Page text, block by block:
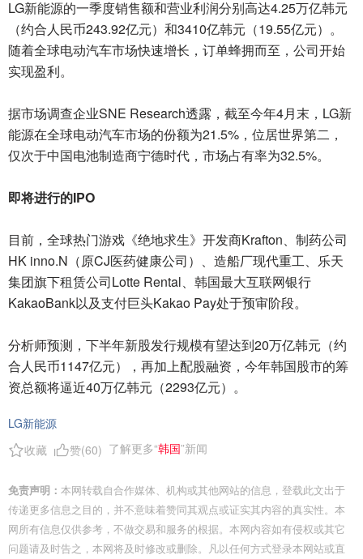
LG新能源的一季度销售额和营业利润分别高达4.25万亿韩元
（约合人民币243.92亿元）和3410亿韩元（19.55亿元）。
随着全球电动汽车市场快速增长，订单蜂拥而至，公司开始
实现盈利。
据市场调查企业SNE Research透露，截至今年4月末，LG新
能源在全球电动汽车市场的份额为21.5%，位居世界第二，
仅次于中国电池制造商宁德时代，市场占有率为32.5%。
即将进行的IPO
目前，全球热门游戏《绝地求生》开发商Krafton、制药公司
HK inno.N（原CJ医药健康公司）、造船厂现代重工、乐天
集团旗下租赁公司Lotte Rental、韩国最大互联网银行
KakaoBank以及支付巨头Kakao Pay处于预审阶段。
分析师预测，下半年新股发行规模有望达到20万亿韩元（约
合人民币1147亿元），再加上配股融资，今年韩国股市的筹
资总额将逼近40万亿韩元（2293亿元）。
LG新能源
收藏
赞(60) 了解更多“韩国”新闻
免责声明： 本网转载自合作媒体、机构或其他网站的信息，登载此文出于
传递更多信息之目的，并不意味着赞同其观点或证实其内容的真实性。本
网所有信息仅供参考，不做交易和服务的根据。本网内容如有侵权或其它
问题请及时告之，本网将及时修改或删除。凡以任何方式登录本网站或直